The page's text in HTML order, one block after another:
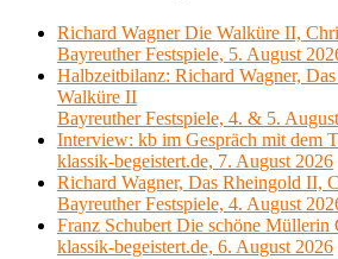
Richard Wagner Die Walküre II,
Bayreuther Festspiele, 5. August
Halbzeitbilanz: Richard Wagner,
Walküre II
Bayreuther Festspiele, 4. & 5.
Interview: kb im Gespräch mit dem
klassik-begeistert.de, 7. August 2026
Richard Wagner, Das Rheingold II,
Bayreuther Festspiele, 4. August
Franz Schubert Die schöne
klassik-begeistert.de, 6. August 2026